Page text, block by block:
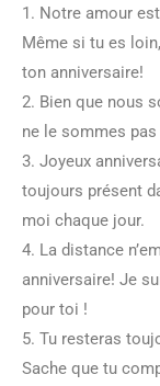
1. Notre amour
Même si tu es
ton anniversaire!
2. Bien que nous
ne le sommes
3. Joyeux
toujours présent
moi chaque jour.
4. La distance
anniversaire! Je
pour toi !
5. Tu resteras
Sache que tu